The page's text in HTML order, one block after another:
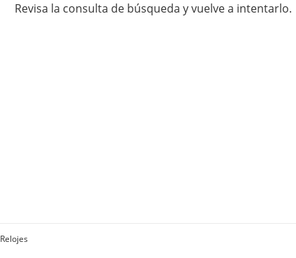
Revisa la consulta de búsqueda y vuelve a intentarlo.
Relojes